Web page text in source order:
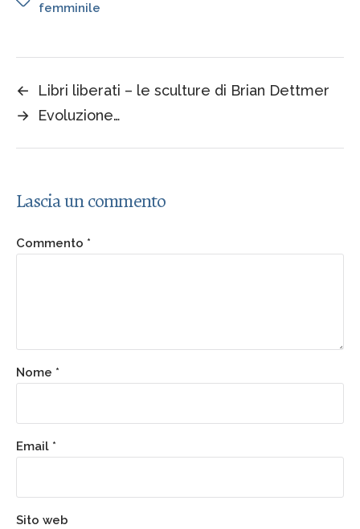
femminile
←
Libri liberati – le sculture di Brian Dettmer
→
Evoluzione…
Lascia un commento
Commento *
Nome *
Email *
Sito web